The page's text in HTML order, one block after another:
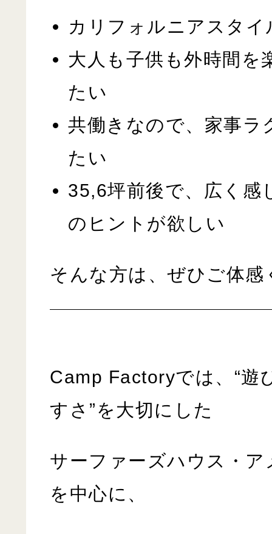
カリフォルニアスタイ
大人も子供も外時間を
たい
共働きなので、家事ラ
たい
35,6坪前後で、広く感
のヒントが欲しい
そんな方は、ぜひご体感
Camp Factoryでは、“遊
すさ”を大切にした
サーファーズハウス・
を中心に、